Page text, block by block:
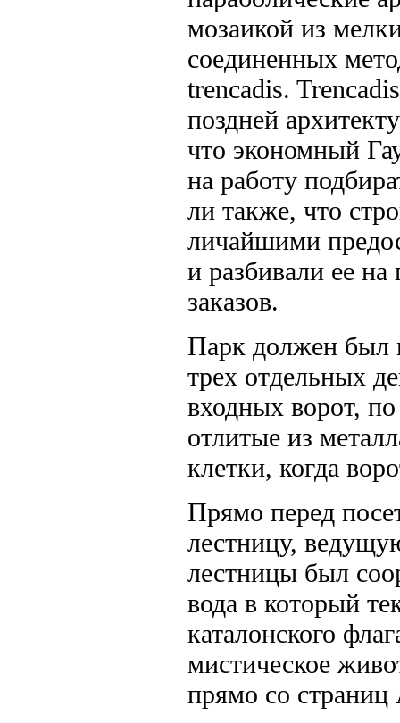
мозаикой из
соединенных
trencadis.
поздней
что экономный
на работу
ли также, что
личайшими
и разбивали ее на
заказов.
Парк должен был
трех отдельных
входных ворот,
отлитые из
клетки, когда
Прямо перед
лестницу,
лестницы был
вода в который
каталонского
мистическое
прямо со стра­ниц